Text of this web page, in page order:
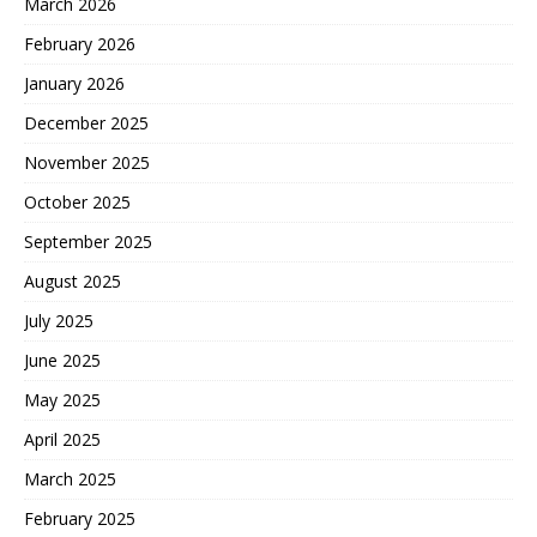
February 2026
January 2026
December 2025
November 2025
October 2025
September 2025
August 2025
July 2025
June 2025
May 2025
April 2025
March 2025
February 2025